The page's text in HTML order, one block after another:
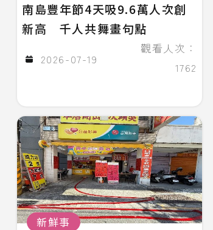
南島豐年節4天吸9.6萬人次創
新高 千人共舞畫句點
2026-07-19
觀看人次：
1762
新鮮事